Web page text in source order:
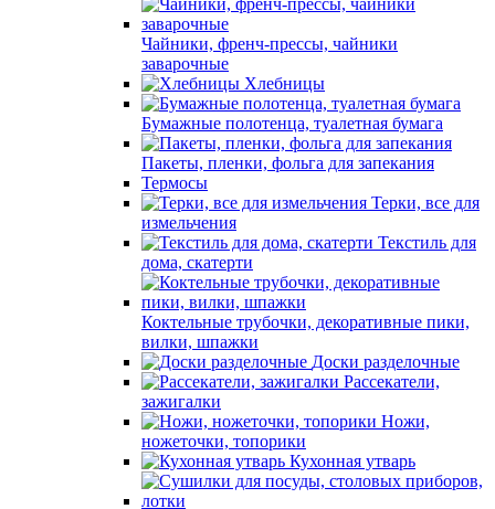
Чайники, френч-прессы, чайники
заварочные
Хлебницы
Бумажные полотенца, туалетная бумага
Пакеты, пленки, фольга для запекания
Термосы
Терки, все для
измельчения
Текстиль для
дома, скатерти
Коктельные трубочки, декоративные пики,
вилки, шпажки
Доски разделочные
Рассекатели,
зажигалки
Ножи,
ножеточки, топорики
Кухонная утварь